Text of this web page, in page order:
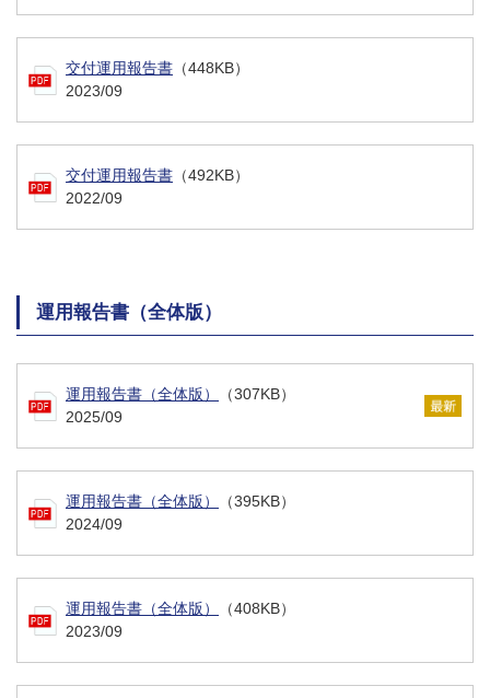
交付運用報告書 （448KB）
2023/09
交付運用報告書 （492KB）
2022/09
運用報告書（全体版）
運用報告書（全体版）
（307KB）
2025/09
運用報告書（全体版）
（395KB）
2024/09
運用報告書（全体版）
（408KB）
2023/09